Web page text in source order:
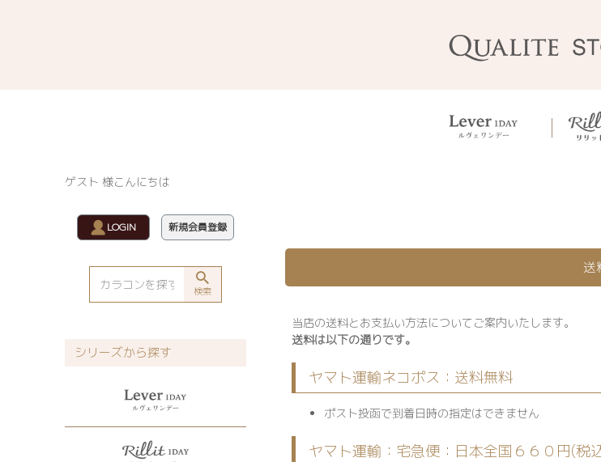
ゲスト 様こんにちは
LOGIN 新規会員登録
検索
シリーズから探す
送
当店の送料とお支払い方法についてご案内いたします。
送料は以下の通りです。
ヤマト運輸ネコポス：送料無料
ポスト投函で到着日時の指定はできません
ヤマト運輸：宅急便：日本全国６６０円(税